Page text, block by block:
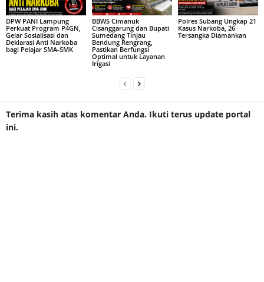
DPW PANI Lampung
Perkuat Program P4GN,
Gelar Sosialisasi dan
Deklarasi Anti Narkoba
bagi Pelajar SMA-SMK
BBWS Cimanuk
Cisanggarung dan Bupati
Sumedang Tinjau
Bendung Rengrang,
Pastikan Berfungsi
Optimal untuk Layanan
Irigasi
Polres Subang Ungkap 21
Kasus Narkoba, 26
Tersangka Diamankan
Terima kasih atas komentar Anda. Ikuti terus update portal
ini.